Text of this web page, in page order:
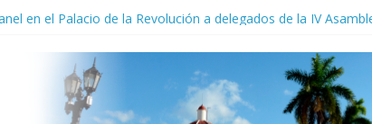
del límite para trasferir desde la tarjeta Red
de Dominicana reivindica legado de Fidel Castro
América Latina corteja al escudo
ante el espejo de su séptima caída